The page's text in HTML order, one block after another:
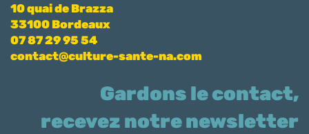
10 quai de Brazza
33100 Bordeaux
07 87 29 95 54
contact@culture-sante-na.com
Gardons le contact,
recevez notre newsletter